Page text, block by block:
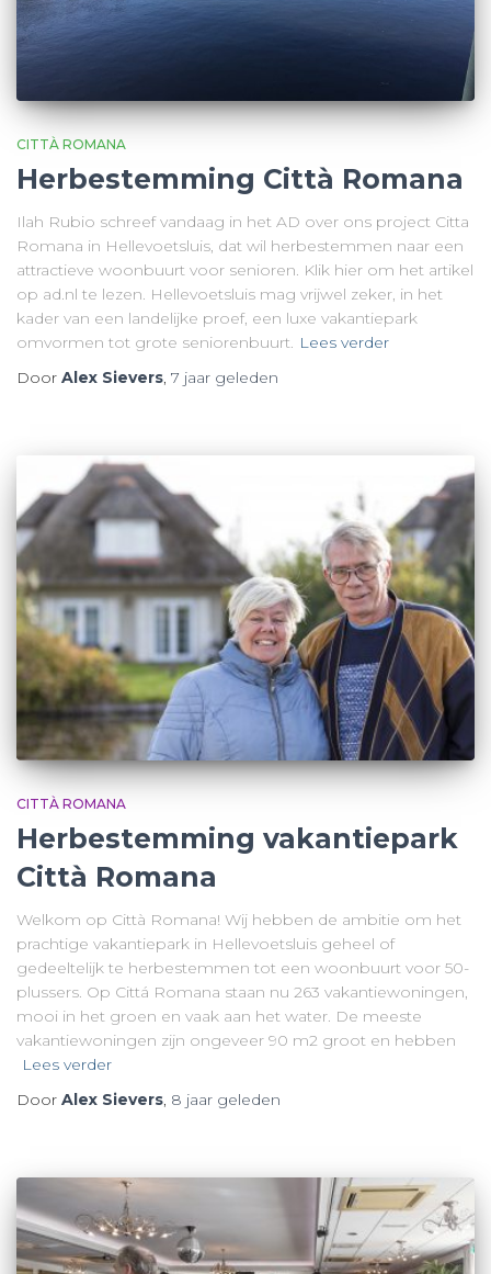
CITTÀ ROMANA
Herbestemming Città Romana
Ilah Rubio schreef vandaag in het AD over ons project Citta
Romana in Hellevoetsluis, dat wil herbestemmen naar een
attractieve woonbuurt voor senioren. Klik hier om het artikel
op ad.nl te lezen. Hellevoetsluis mag vrijwel zeker, in het
kader van een landelijke proef, een luxe vakantiepark
omvormen tot grote seniorenbuurt. Lees verder
Door Alex Sievers, 7 jaar geleden
CITTÀ ROMANA
Herbestemming vakantiepark
Città Romana
Welkom op Città Romana! Wij hebben de ambitie om het
prachtige vakantiepark in Hellevoetsluis geheel of
gedeeltelijk te herbestemmen tot een woonbuurt voor 50-
plussers. Op Cittá Romana staan nu 263 vakantiewoningen,
mooi in het groen en vaak aan het water. De meeste
vakantiewoningen zijn ongeveer 90 m2 groot en hebben
Lees verder
Door Alex Sievers, 8 jaar geleden